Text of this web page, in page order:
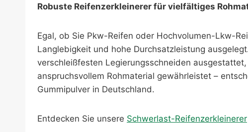
Robuste Reifenzerkleinerer für vielfältiges
Egal, ob Sie Pkw-Reifen oder Hochvolumen-Lkw-
Langlebigkeit und hohe Durchsatzleistung
verschleißfesten Legierungsschneiden
anspruchsvollem Rohmaterial gewährleistet –
Gummipulver in Deutschland.
Entdecken Sie unsere Schwerlast-Reifenzerkleinerer